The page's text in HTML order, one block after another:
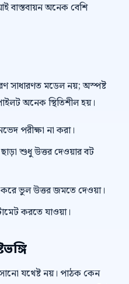
বাস্তবায়ন অনেক বেশি
সাধারণত মডেল নয়; অস্পষ্ট
অনেক স্থিতিশীল হয়।
পরীক্ষা না করা।
শুধু উত্তর দেওয়ার বট
করে ভুল উত্তর জমতে দেওয়া।
করতে যাওয়া।
যথেষ্ট নয়। পাঠক কেন